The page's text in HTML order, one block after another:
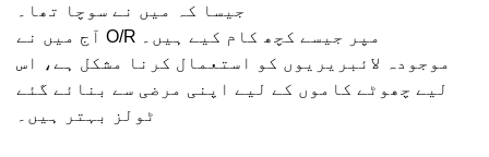
جیسا کہ میں نے سوچا تھا۔
آج میں نے O/R مپر جیسے کچھ کام کیے ہیں۔
موجودہ لائبریریوں کو استعمال کرنا مشکل ہے، اس
لیے چھوٹے کاموں کے لیے اپنی مرضی سے بنائے گئے
ٹولز بہتر ہیں۔